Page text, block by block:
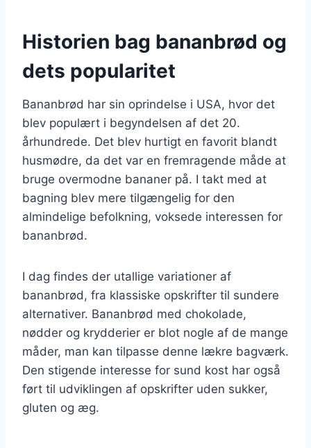
Historien bag bananbrød og
dets popularitet
Bananbrød har sin oprindelse i USA, hvor det
blev populært i begyndelsen af det 20.
århundrede. Det blev hurtigt en favorit blandt
husmødre, da det var en fremragende måde at
bruge overmodne bananer på. I takt med at
bagning blev mere tilgængelig for den
almindelige befolkning, voksede interessen for
bananbrød.
I dag findes der utallige variationer af
bananbrød, fra klassiske opskrifter til sundere
alternativer. Bananbrød med chokolade,
nødder og krydderier er blot nogle af de mange
måder, man kan tilpasse denne lækre bagværk.
Den stigende interesse for sund kost har også
ført til udviklingen af opskrifter uden sukker,
gluten og æg.